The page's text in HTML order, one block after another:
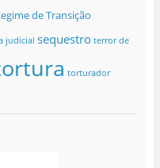
de Transição
judicial sequestro terror de
torturador